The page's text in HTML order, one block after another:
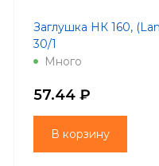
Заглушка НК 160,
30/1
Много
57.44 ₽
В корзину